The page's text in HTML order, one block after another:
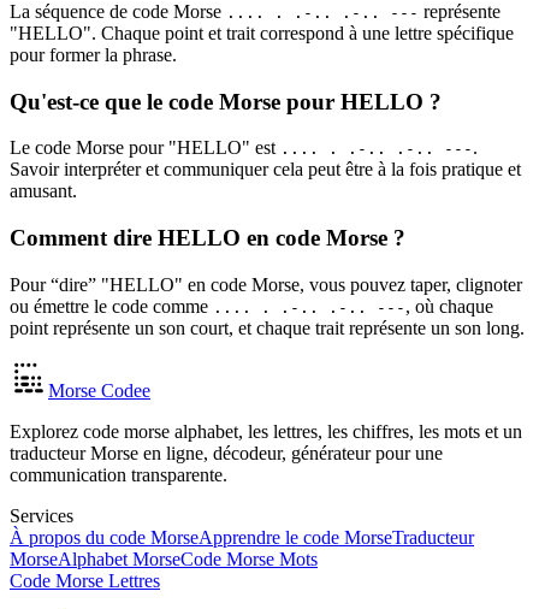
La séquence de code Morse .... . .-.. .-.. --- représente
"HELLO". Chaque point et trait correspond à une lettre spécifique
pour former la phrase.
Qu'est-ce que le code Morse pour HELLO ?
Le code Morse pour "HELLO" est .... . .-.. .-.. --- .
Savoir interpréter et communiquer cela peut être à la fois pratique et
amusant.
Comment dire HELLO en code Morse ?
Pour “dire” "HELLO" en code Morse, vous pouvez taper, clignoter
ou émettre le code comme .... . .-.. .-.. --- , où chaque
point représente un son court, et chaque trait représente un son long.
Morse Codee
Explorez code morse alphabet, les lettres, les chiffres, les mots et un
traducteur Morse en ligne, décodeur, générateur pour une
communication transparente.
Services
À propos du code MorseApprendre le code MorseTraducteur
MorseAlphabet MorseCode Morse Mots
Code Morse Lettres